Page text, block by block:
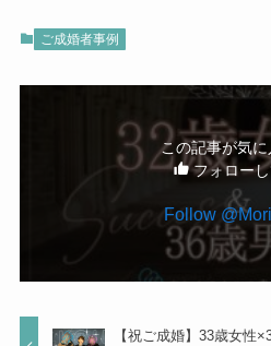
ご成婚者事例
この記事が気
フォロー
Follow
【祝ご成婚】33歳女性